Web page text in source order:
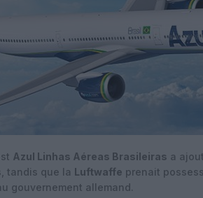
Azul Linhas Aéreas Brasileiras a
tandis que la Luftwaffe prenait
gouvernement allemand.